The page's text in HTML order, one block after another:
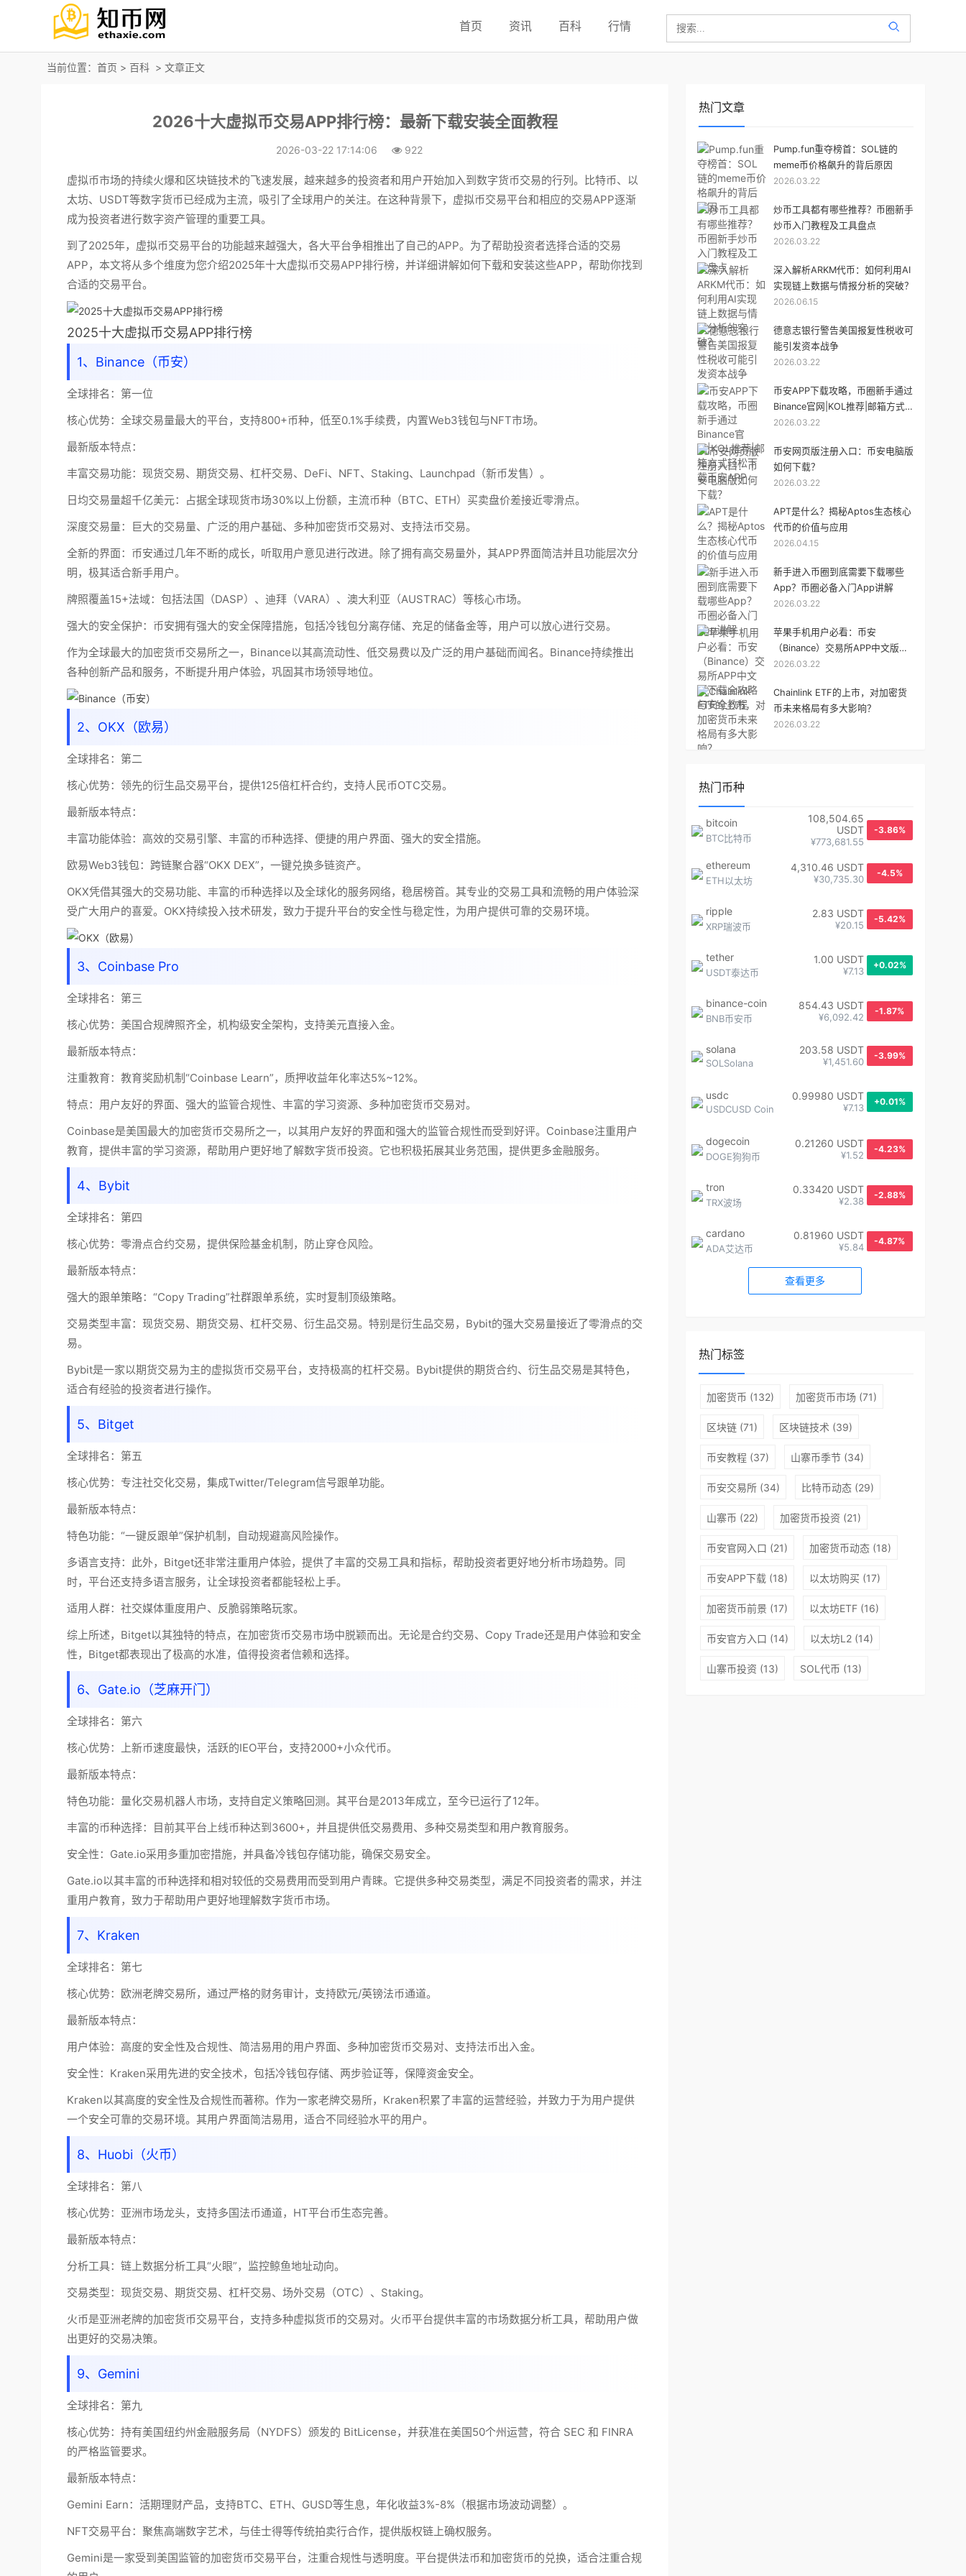
首页 资讯 百科 行情
当前位置： 首页 > 百科 > 文章正文
2026十大虚拟币交易APP排行榜：最新下载安装全面教程
2026-03-22 17:14:06 922
虚拟币市场的持续火爆和区块链技术的飞速发展，越来越多的投资者和用户开始加入到数字货币交易的行列。比特币、以
太坊、USDT等数字货币已经成为主流，吸引了全球用户的关注。在这种背景下，虚拟币交易平台和相应的交易APP逐渐
成为投资者进行数字资产管理的重要工具。
到了2025年，虚拟币交易平台的功能越来越强大，各大平台争相推出了自己的APP。为了帮助投资者选择合适的交易
APP，本文将从多个维度为您介绍2025年十大虚拟币交易APP排行榜，并详细讲解如何下载和安装这些APP，帮助你找到
合适的交易平台。
2025十大虚拟币交易APP排行榜
1、Binance（币安）
全球排名： 第一位
核心优势： 全球交易量最大的平台，支持800+币种，低至0.1%手续费，内置Web3钱包与NFT市场。
最新版本特点：
丰富交易功能：现货交易、期货交易、杠杆交易、DeFi、NFT、Staking、Launchpad（新币发售）。
日均交易量超千亿美元：占据全球现货市场30%以上份额，主流币种（BTC、ETH）买卖盘价差接近零滑点。
深度交易量：巨大的交易量、广泛的用户基础、多种加密货币交易对、支持法币交易。
全新的界面：币安通过几年不断的成长，听取用户意见进行改进。除了拥有高交易量外，其APP界面简洁并且功能层次分
明，极其适合新手用户。
牌照覆盖15+法域：包括法国（DASP）、迪拜（VARA）、澳大利亚（AUSTRAC）等核心市场。
强大的安全保护：币安拥有强大的安全保障措施，包括冷钱包分离存储、充足的储备金等，用户可以放心进行交易。
作为全球最大的加密货币交易所之一，Binance以其高流动性、低交易费以及广泛的用户基础而闻名。Binance持续推出
各种创新产品和服务，不断提升用户体验，巩固其市场领导地位。
2、OKX（欧易）
全球排名： 第二
核心优势： 领先的衍生品交易平台，提供125倍杠杆合约，支持人民币OTC交易。
最新版本特点：
丰富功能体验：高效的交易引擎、丰富的币种选择、便捷的用户界面、强大的安全措施。
欧易Web3钱包：跨链聚合器“OKX DEX”，一键兑换多链资产。
OKX凭借其强大的交易功能、丰富的币种选择以及全球化的服务网络，稳居榜首。其专业的交易工具和流畅的用户体验深
受广大用户的喜爱。OKX持续投入技术研发，致力于提升平台的安全性与稳定性，为用户提供可靠的交易环境。
3、Coinbase Pro
全球排名： 第三
核心优势： 美国合规牌照齐全，机构级安全架构，支持美元直接入金。
最新版本特点：
注重教育：教育奖励机制“Coinbase Learn”，质押收益年化率达5%~12%。
特点：用户友好的界面、强大的监管合规性、丰富的学习资源、多种加密货币交易对。
Coinbase是美国最大的加密货币交易所之一，以其用户友好的界面和强大的监管合规性而受到好评。Coinbase注重用户
教育，提供丰富的学习资源，帮助用户更好地了解数字货币投资。它也积极拓展其业务范围，提供更多金融服务。
4、Bybit
全球排名： 第四
核心优势： 零滑点合约交易，提供保险基金机制，防止穿仓风险。
最新版本特点：
强大的跟单策略：“Copy Trading”社群跟单系统，实时复制顶级策略。
交易类型丰富：现货交易、期货交易、杠杆交易、衍生品交易。特别是衍生品交易，Bybit的强大交易量接近了零滑点的交
易。
Bybit是一家以期货交易为主的虚拟货币交易平台，支持极高的杠杆交易。Bybit提供的期货合约、衍生品交易是其特色，
适合有经验的投资者进行操作。
5、Bitget
全球排名： 第五
核心优势： 专注社交化交易，集成Twitter/Telegram信号跟单功能。
最新版本特点：
特色功能：“一键反跟单”保护机制，自动规避高风险操作。
多语言支持：此外，Bitget还非常注重用户体验，提供了丰富的交易工具和指标，帮助投资者更好地分析市场趋势。同
时，平台还支持多语言服务，让全球投资者都能轻松上手。
适用人群：社交媒体重度用户、反脆弱策略玩家。
综上所述，Bitget以其独特的特点，在加密货币交易市场中脱颖而出。无论是合约交易、Copy Trade还是用户体验和安全
性，Bitget都表现出了极高的水准，值得投资者信赖和选择。
6、Gate.io（芝麻开门）
全球排名： 第六
核心优势：
上新币速度最快，活跃的IEO平台，支持2000+小众代币。
最新版本特点：
特色功能：量化交易机器人市场，支持自定义策略回测。其平台是2013年成立，至今已运行了12年。
丰富的币种选择：目前其平台上线币种达到3600+，并且提供低交易费用、多种交易类型和用户教育服务。
安全性：Gate.io采用多重加密措施，并具备冷钱包存储功能，确保交易安全。
Gate.io以其丰富的币种选择和相对较低的交易费用而受到用户青睐。它提供多种交易类型，满足不同投资者的需求，并注
重用户教育，致力于帮助用户更好地理解数字货币市场。
7、Kraken
全球排名： 第七
核心优势： 欧洲老牌交易所，通过严格的财务审计，支持欧元/英镑法币通道。
最新版本特点：
用户体验：高度的安全性及合规性、简洁易用的用户界面、多种加密货币交易对、支持法币出入金。
安全性：Kraken采用先进的安全技术，包括冷钱包存储、两步验证等，保障资金安全。
Kraken以其高度的安全性及合规性而著称。作为一家老牌交易所，Kraken积累了丰富的运营经验，并致力于为用户提供
一个安全可靠的交易环境。其用户界面简洁易用，适合不同经验水平的用户。
8、Huobi（火币）
全球排名： 第八
核心优势： 亚洲市场龙头，支持多国法币通道，HT平台币生态完善。
最新版本特点：
分析工具：链上数据分析工具“火眼”，监控鲸鱼地址动向。
交易类型：现货交易、期货交易、杠杆交易、场外交易（OTC）、Staking。
火币是亚洲老牌的加密货币交易平台，支持多种虚拟货币的交易对。火币平台提供丰富的市场数据分析工具，帮助用户做
出更好的交易决策。
9、Gemini
全球排名： 第九
核心优势： 持有美国纽约州金融服务局（NYDFS）颁发的 BitLicense，并获准在美国50个州运营，符合 SEC 和 FINRA
的严格监管要求。
最新版本特点：
Gemini Earn：活期理财产品，支持BTC、ETH、GUSD等生息，年化收益3%-8%（根据市场波动调整）。
NFT交易平台：聚焦高端数字艺术，与佳士得等传统拍卖行合作，提供版权链上确权服务。
Gemini是一家受到美国监管的加密货币交易平台，注重合规性与透明度。平台提供法币和加密货币的兑换，适合注重合规
热门文章
Pump.fun重夺榜首：SOL链的
meme币价格飙升的背后原因
2026.03.22
炒币工具都有哪些推荐？币圈新手
炒币入门教程及工具盘点
2026.03.22
深入解析ARKM代币：如何利用AI
实现链上数据与情报分析的突破？
2026.06.15
德意志银行警告美国报复性税收可
能引发资本战争
2026.03.22
币安APP下载攻略，币圈新手通过
Binance官网|KOL推荐|邮箱方式
轻松下载币安APP
2026.03.22
币安网页版注册入口：币安电脑版
如何下载？
2026.03.22
APT是什么？揭秘Aptos生态核心
代币的价值与应用
2026.04.15
新手进入币圈到底需要下载哪些
App？币圈必备入门App讲解
2026.03.22
苹果手机用户必看：币安
（Binance）交易所APP中文版下
载全攻略与安全教程
2026.03.22
Chainlink ETF的上市，对加密货
币未来格局有多大影响？
2026.03.22
热门币种
bitcoin
BTC比特币
108,504.65
USDT
¥773,681.55
-3.86%
ethereum
ETH以太坊
4,310.46 USDT
¥30,735.30
-4.5%
ripple
XRP瑞波币
2.83 USDT
¥20.15
-5.42%
tether
USDT泰达币
1.00 USDT
¥7.13
+0.02%
binance-coin
BNB币安币
854.43 USDT
¥6,092.42
-1.87%
solana
SOLSolana
203.58 USDT
¥1,451.60
-3.99%
usdc
USDCUSD Coin
0.99980 USDT
¥7.13
+0.01%
dogecoin
DOGE狗狗币
0.21260 USDT
¥1.52
-4.23%
tron
TRX波场
0.33420 USDT
¥2.38
-2.88%
cardano
ADA艾达币
0.81960 USDT
¥5.84
-4.87%
查看更多
热门标签
加密货币 (132) 加密货币市场 (71)
区块链(71) 区块链技术 (39)
币安教程(37) 山寨币季节(34)
币安交易所(34) 比特币动态(29)
山寨币 (22) 加密货币投资 (21)
币安官网入口 (21) 加密货币动态(18)
币安APP下载(18) 以太坊购买 (17)
加密货币前景 (17) 以太坊ETF(16)
币安官方入口 (14) 以太坊L2(14)
山寨币投资 (13) SOL代币 (13)